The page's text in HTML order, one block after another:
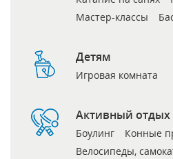
Мастер-классы
Детям
Игровая комната
Активный отдых
Боулинг Конные
Велосипеды,